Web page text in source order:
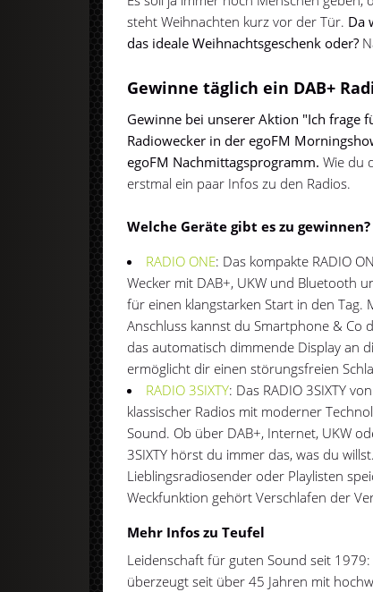
steht Weihnachten kurz vor der Tür. Da
das ideale Weihnachtsgeschenk oder?
Gewinne täglich ein DAB+
Gewinne bei unserer Aktion "Ich frage
Radiowecker in der egoFM
egoFM Nachmittagsprogramm. Wie du
erstmal ein paar Infos zu den Radios.
Welche Geräte gibt es zu gewinnen?
RADIO ONE: Das kompakte RADIO
Wecker mit DAB+, UKW und Bluetooth
für einen klangstarken Start in den Tag.
Anschluss kannst du Smartphone & Co
das automatisch dimmende Display an
ermöglicht dir einen störungsfreien
RADIO 3SIXTY: Das RADIO 3SIXTY
klassischer Radios mit moderner
Sound. Ob über DAB+, Internet, UKW
3SIXTY hörst du immer das, was du
Lieblingsradiosender oder Playlisten
Weckfunktion gehört Verschlafen der
Mehr Infos zu Teufel
Leidenschaft für guten Sound seit
überzeugt seit über 45 Jahren mit